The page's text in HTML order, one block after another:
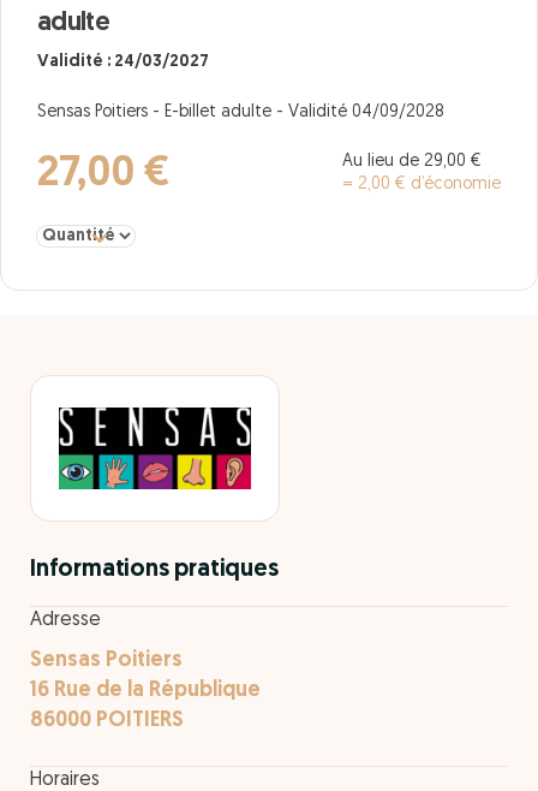
adulte
Validité : 24/03/2027
Sensas Poitiers - E-billet adulte - Validité 04/09/2028
27,00 €
Au lieu de 29,00 €
= 2,00 € d’économie
Sélectionner la quantité pour adulte
Informations pratiques
Adresse
Sensas Poitiers
16 Rue de la République
86000 POITIERS
Horaires